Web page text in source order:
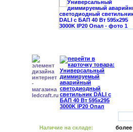
Наличие на складе: более